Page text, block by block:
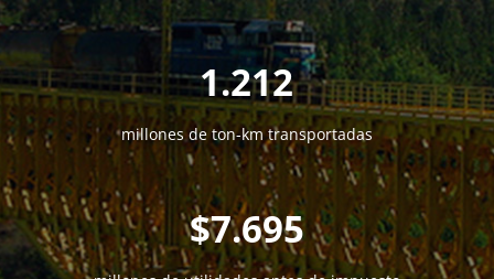
1.212
millones de ton-km transportadas
7.695